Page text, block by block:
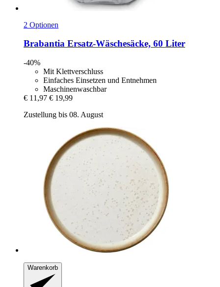
2 Optionen
Brabantia Ersatz-​Wäschesäcke, 60 Liter
-40%
Mit Klettverschluss
Einfaches Einsetzen und Entnehmen
Maschinenwaschbar
€ 11,97 € 19,99
Zustellung bis 08. August
Warenkorb